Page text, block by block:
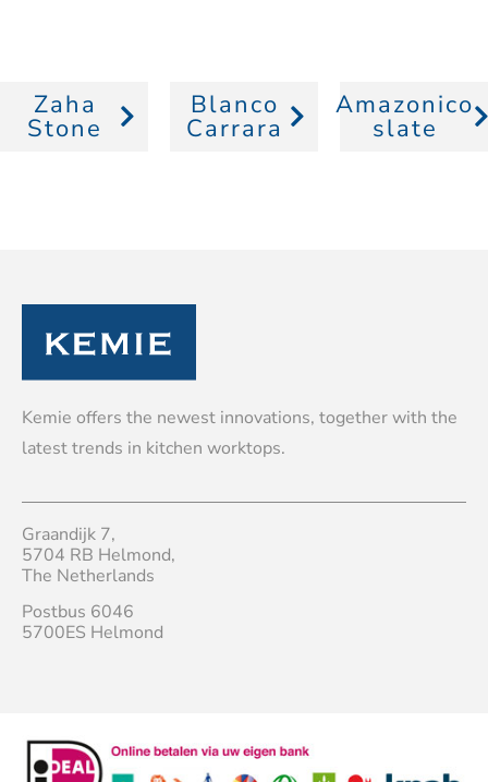
Zaha
Stone
Blanco
Carrara
Amazonico
slate
Kemie offers the newest innovations, together with the
latest trends in kitchen worktops.
Graandijk 7,
5704 RB Helmond,
The Netherlands
Postbus 6046
5700ES Helmond